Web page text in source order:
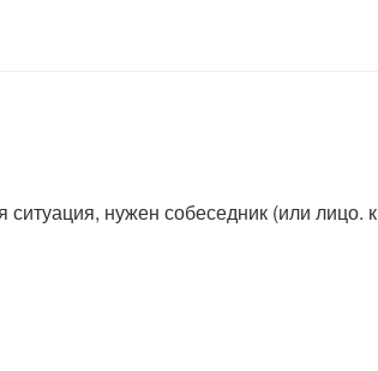
нужен собеседник (или лицо. к